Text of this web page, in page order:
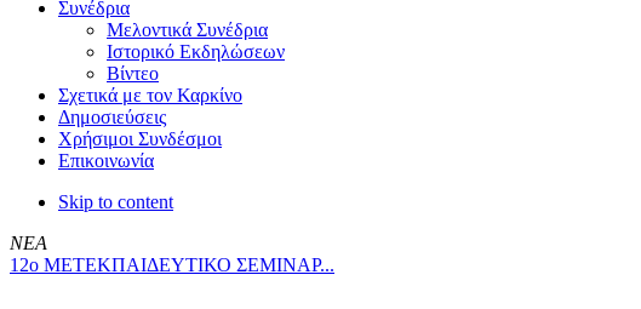
Συνέδρια
Μελοντικά Συνέδρια
Ιστορικό Εκδηλώσεων
Βίντεο
Σχετικά με τον Καρκίνο
Δημοσιεύσεις
Χρήσιμοι Συνδέσμοι
Επικοινωνία
Skip to content
ΝΕΑ
12ο ΜΕΤΕΚΠΑΙΔΕΥΤΙΚΟ ΣΕΜΙΝΑΡ...